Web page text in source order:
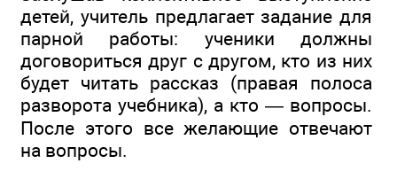
детей, учитель предлагает задание для
парной работы: ученики должны
договориться друг с другом, кто из них
будет читать рассказ (правая полоса
разворота учебника), а кто — вопросы.
После этого все желающие отвечают
на вопросы.